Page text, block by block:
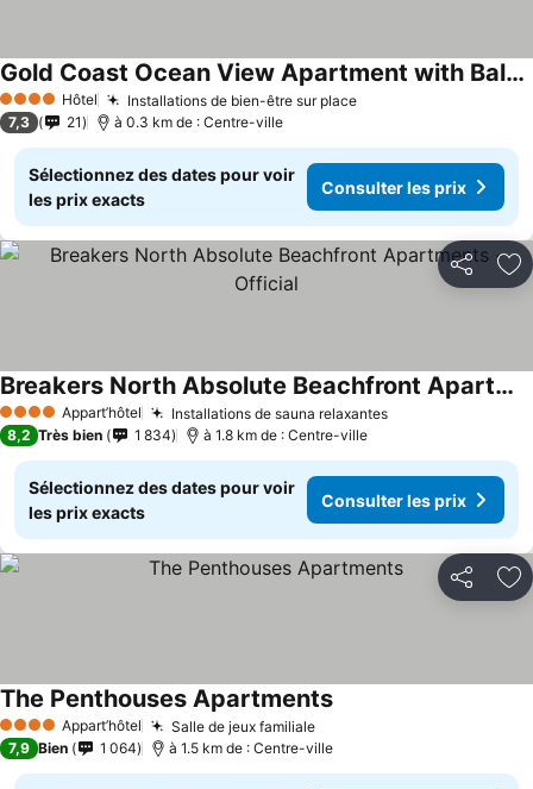
4 Étoiles Hôtel Installations de bien-être sur place
Gold Coast Ocean View Apartment with Balcony
7,3 21 à 0.3 km de : Centre-ville
Sélectionnez des dates pour voir
les prix exacts
Consulter les prix
Partager
4 Étoiles Appart’hôtel Installations de sauna relaxantes
Breakers North Absolute Beachfront Apartments - Official
8,2 Très bien 1 834 à 1.8 km de : Centre-ville
Sélectionnez des dates pour voir
les prix exacts
Consulter les prix
Partager
4 Étoiles Appart’hôtel Salle de jeux familiale
The Penthouses Apartments
7,9 Bien 1 064 à 1.5 km de : Centre-ville